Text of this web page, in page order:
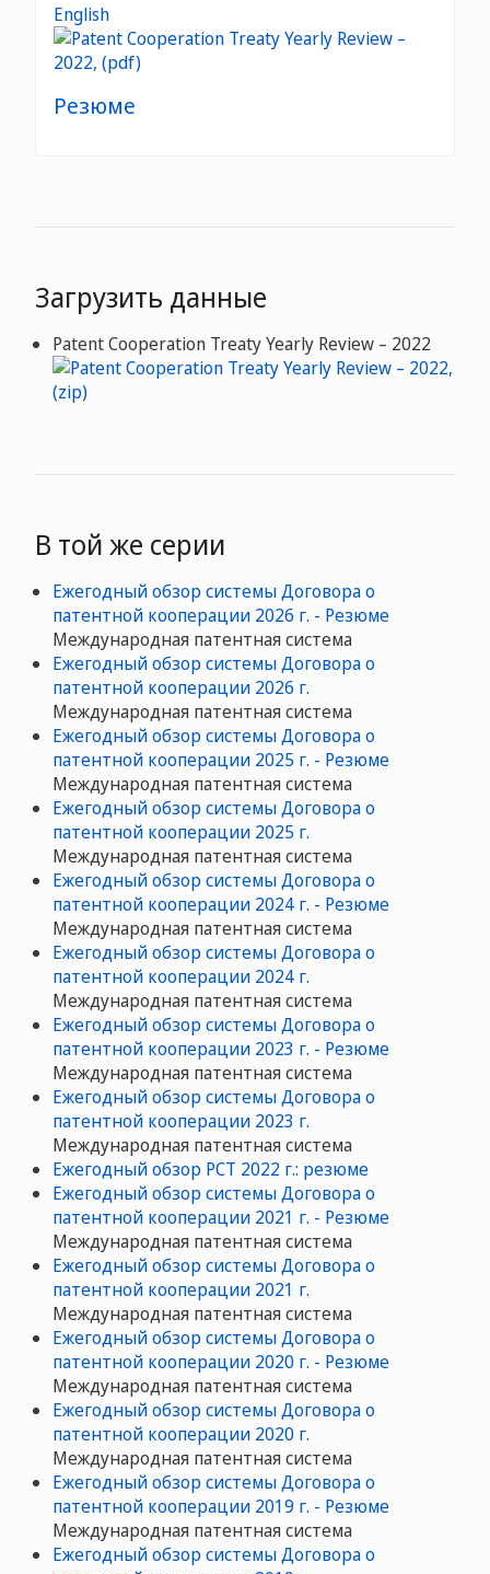
English
Резюме
Загрузить данные
Patent Cooperation Treaty Yearly Review – 2022
В той же серии
Ежегодный обзор системы Договора о
патентной кооперации 2026 г. - Резюме
Mеждународная патентная система
Ежегодный обзор системы Договора о
патентной кооперации 2026 г.
Mеждународная патентная система
Ежегодный обзор системы Договора о
патентной кооперации 2025 г. - Резюме
Mеждународная патентная система
Ежегодный обзор системы Договора о
патентной кооперации 2025 г.
Mеждународная патентная система
Ежегодный обзор системы Договора о
патентной кооперации 2024 г. - Резюме
Mеждународная патентная система
Ежегодный обзор системы Договора о
патентной кооперации 2024 г.
Mеждународная патентная система
Ежегодный обзор системы Договора о
патентной кооперации 2023 г. - Резюме
Mеждународная патентная система
Ежегодный обзор системы Договора о
патентной кооперации 2023 г.
Mеждународная патентная система
Ежегодный обзор РСТ 2022 г.: резюме
Ежегодный обзор системы Договора о
патентной кооперации 2021 г. - Резюме
Mеждународная патентная система
Ежегодный обзор системы Договора о
патентной кооперации 2021 г.
Mеждународная патентная система
Ежегодный обзор системы Договора о
патентной кооперации 2020 г. - Резюме
Mеждународная патентная система
Ежегодный обзор системы Договора о
патентной кооперации 2020 г.
Mеждународная патентная система
Ежегодный обзор системы Договора о
патентной кооперации 2019 г. - Резюме
Mеждународная патентная система
Ежегодный обзор системы Договора о